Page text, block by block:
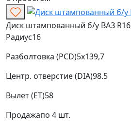
Диск штампованный б/у ВАЗ R16
Радиус16
Разболтовка (PCD)5x139,7
Центр. отверстие (DIA)98.5
Вылет (ET)58
Продажапо 4 шт.